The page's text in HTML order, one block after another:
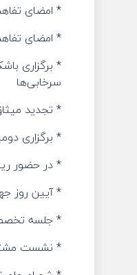
* امضای
* امضای
* برگزاری
سرخابی‌ها
* تجدید
* برگزاری
* در حضور
* آیین روز
* جلسه
* نشست